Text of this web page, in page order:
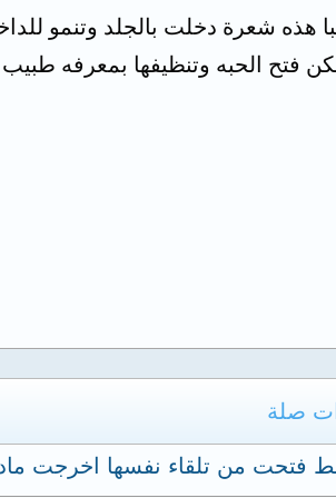
هذه شعرة دخلت بالجلد وتنمو
فتح الحبه وتنظيفها بمعرفه طبيب
صلة
فتحت من تلقاء نفسها اخرجت